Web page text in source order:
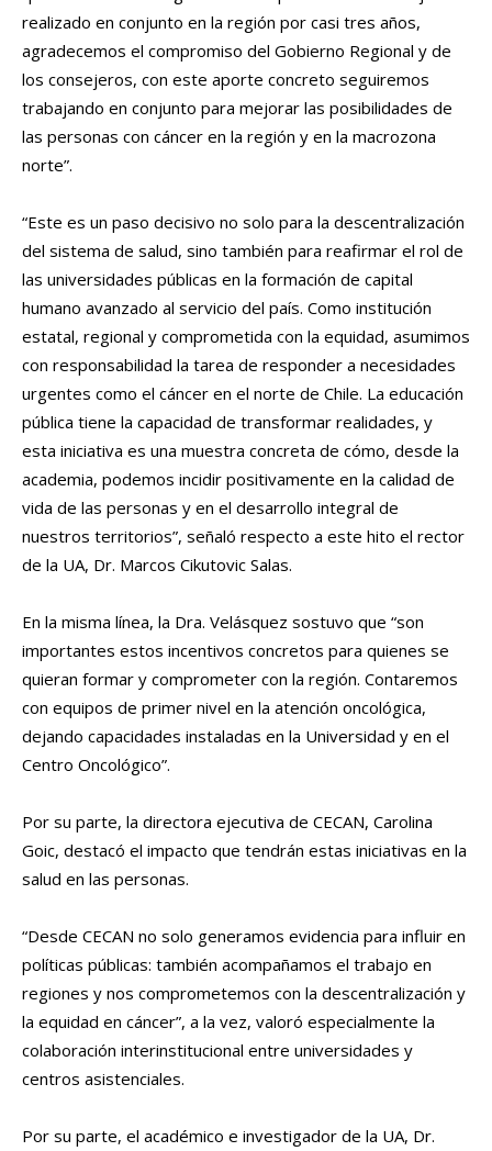
realizado en conjunto en la región por casi tres años,
agradecemos el compromiso del Gobierno Regional y de
los consejeros, con este aporte concreto seguiremos
trabajando en conjunto para mejorar las posibilidades de
las personas con cáncer en la región y en la macrozona
norte”.
“Este es un paso decisivo no solo para la descentralización
del sistema de salud, sino también para reafirmar el rol de
las universidades públicas en la formación de capital
humano avanzado al servicio del país. Como institución
estatal, regional y comprometida con la equidad, asumimos
con responsabilidad la tarea de responder a necesidades
urgentes como el cáncer en el norte de Chile. La educación
pública tiene la capacidad de transformar realidades, y
esta iniciativa es una muestra concreta de cómo, desde la
academia, podemos incidir positivamente en la calidad de
vida de las personas y en el desarrollo integral de
nuestros territorios”, señaló respecto a este hito el rector
de la UA, Dr. Marcos Cikutovic Salas.
En la misma línea, la Dra. Velásquez sostuvo que “son
importantes estos incentivos concretos para quienes se
quieran formar y comprometer con la región. Contaremos
con equipos de primer nivel en la atención oncológica,
dejando capacidades instaladas en la Universidad y en el
Centro Oncológico”.
Por su parte, la directora ejecutiva de CECAN, Carolina
Goic, destacó el impacto que tendrán estas iniciativas en la
salud en las personas.
“Desde CECAN no solo generamos evidencia para influir en
políticas públicas: también acompañamos el trabajo en
regiones y nos comprometemos con la descentralización y
la equidad en cáncer”, a la vez, valoró especialmente la
colaboración interinstitucional entre universidades y
centros asistenciales.
Por su parte, el académico e investigador de la UA, Dr.